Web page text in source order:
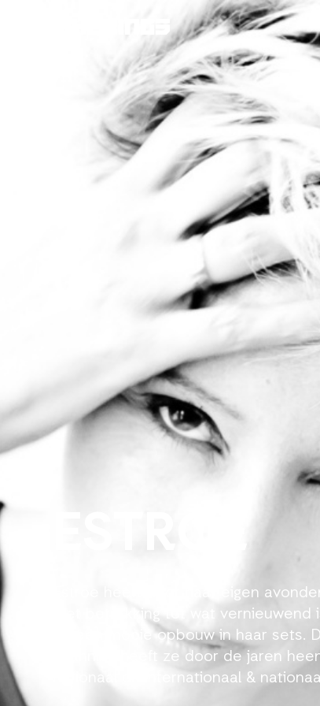
Estroe heeft door haar eigen
met betrekking tot wat vernieuwend
en een mooie opbouw in haar sets.
spanning heeft ze door de jaren
nationaal en internationaal &
Nederlandse dj's als het gaat om